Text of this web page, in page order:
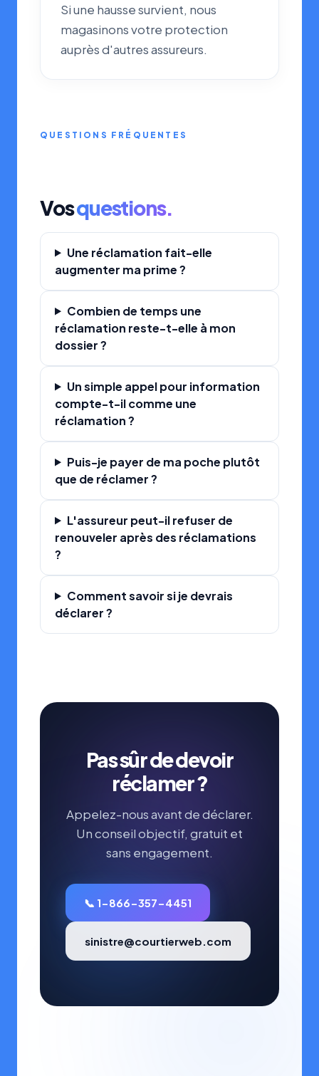
Si une hausse survient, nous
magasinons votre protection
auprès d'autres assureurs.
QUESTIONS FRÉQUENTES
Vosquestions.
Une réclamation fait-elle
augmenter ma prime ?
Combien de temps une
réclamation reste-t-elle à mon
dossier ?
Un simple appel pour information
compte-t-il comme une
réclamation ?
Puis-je payer de ma poche plutôt
que de réclamer ?
L'assureur peut-il refuser de
renouveler après des réclamations
?
Comment savoir si je devrais
déclarer ?
Pas sûr de devoir
réclamer ?
Appelez-nous avant de déclarer.
Un conseil objectif, gratuit et
sans engagement.
📞 1-866-357-4451
sinistre@courtierweb.com